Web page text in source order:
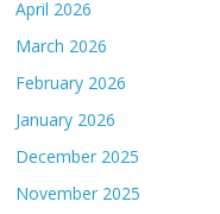
April 2026
March 2026
February 2026
January 2026
December 2025
November 2025